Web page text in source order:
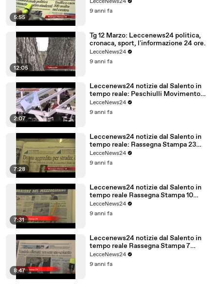
5:55
9 anni fa
12:05
Tg 12 Marzo: Leccenews24 politica,
cronaca, sport, l'informazione 24 ore.
LecceNews24
9 anni fa
2:07
Leccenews24 notizie dal Salento in
tempo reale: Peschiulli Movimento
Regione Salento
LecceNews24
9 anni fa
7:28
Leccenews24 notizie dal Salento in
tempo reale: Rassegna Stampa 23
Febbraio
LecceNews24
9 anni fa
7:31
Leccenews24 notizie dal Salento in
tempo reale Rassegna Stampa 10
Giugno
LecceNews24
9 anni fa
8:47
Leccenews24 notizie dal Salento in
tempo reale Rassegna Stampa 7
Giugno
LecceNews24
9 anni fa